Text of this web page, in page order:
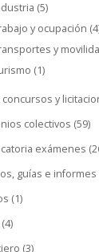
(5)
y ocupación
y
(1)
concursos y
colectivos (59)
exámenes
guías e informes
(1)
(3)